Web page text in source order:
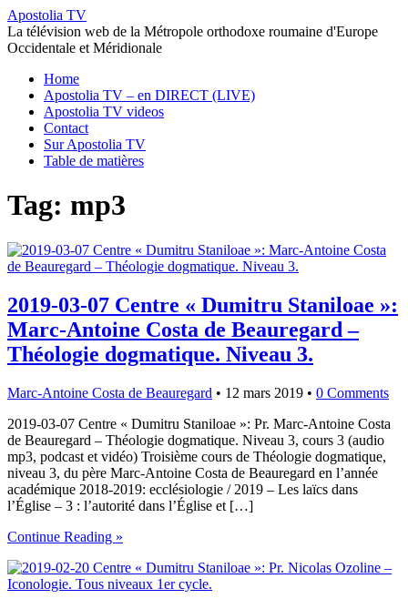
Apostolia TV
La télévision web de la Métropole orthodoxe roumaine d'Europe
Occidentale et Méridionale
Home
Apostolia TV – en DIRECT (LIVE)
Apostolia TV videos
Contact
Sur Apostolia TV
Table de matières
Tag: mp3
2019-03-07 Centre « Dumitru Staniloae »:
Marc-Antoine Costa de Beauregard –
Théologie dogmatique. Niveau 3.
Marc-Antoine Costa de Beauregard • 12 mars 2019 • 0 Comments
2019-03-07 Centre « Dumitru Staniloae »: Pr. Marc-Antoine Costa
de Beauregard – Théologie dogmatique. Niveau 3, cours 3 (audio
mp3, podcast et vidéo) Troisième cours de Théologie dogmatique,
niveau 3, du père Marc-Antoine Costa de Beauregard en l’année
académique 2018-2019: ecclésiologie / 2019 – Les laïcs dans
l’Église – 3 : l’autorité dans l’Église et […]
Continue Reading »